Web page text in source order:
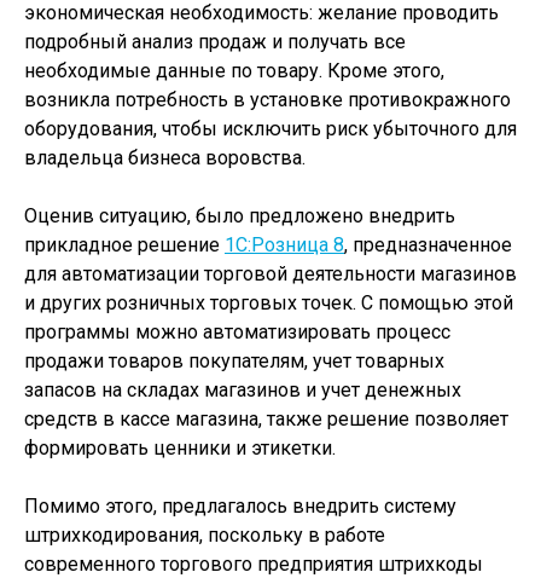
экономическая необходимость: желание проводить
подробный анализ продаж и получать все
необходимые данные по товару. Кроме этого,
возникла потребность в установке противокражного
оборудования, чтобы исключить риск убыточного для
владельца бизнеса воровства.
Оценив ситуацию, было предложено внедрить
прикладное решение 1С:Розница 8, предназначенное
для автоматизации торговой деятельности магазинов
и других розничных торговых точек. С помощью этой
программы можно автоматизировать процесс
продажи товаров покупателям, учет товарных
запасов на складах магазинов и учет денежных
средств в кассе магазина, также решение позволяет
формировать ценники и этикетки.
Помимо этого, предлагалось внедрить систему
штрихкодирования, поскольку в работе
современного торгового предприятия штрихкоды